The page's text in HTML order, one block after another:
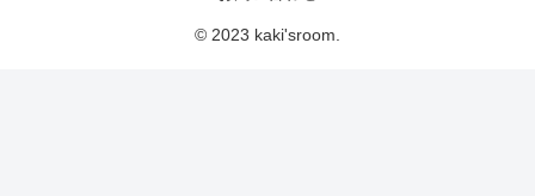
© 2023 kaki'sroom.